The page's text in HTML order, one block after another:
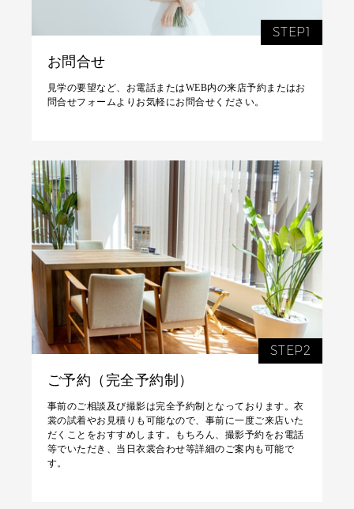
STEP1
お問合せ
見学の要望など、お電話またはWEB内の来店予約またはお
問合せフォームよりお気軽にお問合せください。
STEP2
ご予約（完全予約制）
事前のご相談及び撮影は完全予約制となっております。衣
裳の試着やお見積りも可能なので、事前に一度ご来店いた
だくことをおすすめします。もちろん、撮影予約をお電話
等でいただき、当日衣裳合わせ等詳細のご案内も可能で
す。